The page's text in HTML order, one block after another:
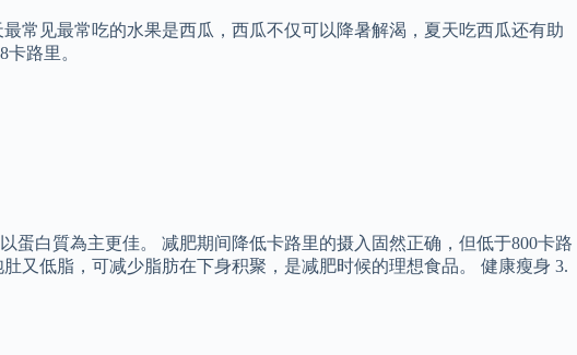
常见最常吃的水果是西瓜，西瓜不仅可以降暑解渴，夏天吃西瓜还有助
路里。
白質為主更佳。 减肥期间降低卡路里的摄入固然正确，但低于800卡路
又低脂，可减少脂肪在下身积聚，是减肥时候的理想食品。 健康瘦身 3.